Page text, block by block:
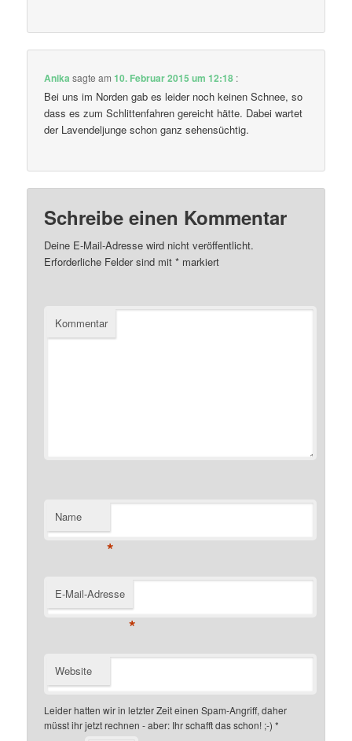
Anika sagte am10. Februar 2015 um 12:18 :
Bei uns im Norden gab es leider noch keinen Schnee, so
dass es zum Schlittenfahren gereicht hätte. Dabei wartet
der Lavendeljunge schon ganz sehensüchtig.
Schreibe einen Kommentar
Deine E-Mail-Adresse wird nicht veröffentlicht.
Erforderliche Felder sind mit* markiert
Kommentar
Name
*
E-Mail-Adresse
*
Website
Leider hatten wir in letzter Zeit einen Spam-Angriff, daher
müsst ihr jetzt rechnen - aber: Ihr schafft das schon! ;-) *